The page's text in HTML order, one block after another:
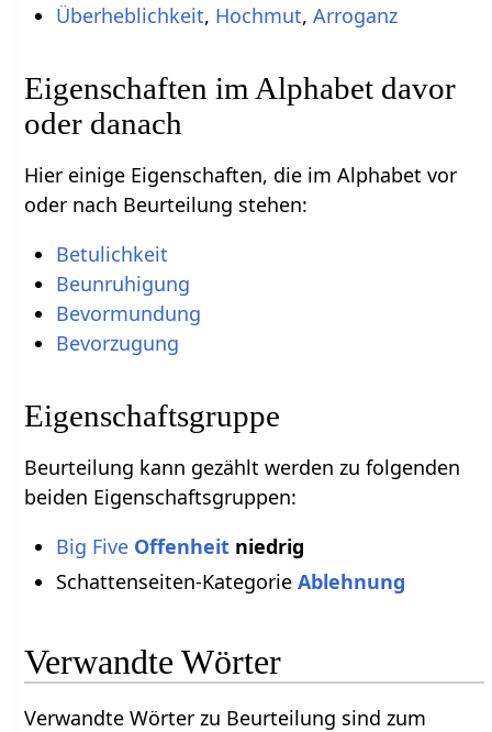
Überheblichkeit, Hochmut, Arroganz
Eigenschaften im Alphabet davor
oder danach
Hier einige Eigenschaften, die im Alphabet vor
oder nach Beurteilung stehen:
Betulichkeit
Beunruhigung
Bevormundung
Bevorzugung
Eigenschaftsgruppe
Beurteilung kann gezählt werden zu folgenden
beiden Eigenschaftsgruppen:
Big Five Offenheitniedrig
Schattenseiten-Kategorie Ablehnung
Verwandte Wörter
Verwandte Wörter zu Beurteilung sind zum